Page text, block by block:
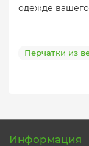
одежде
Перчатки из
Информация